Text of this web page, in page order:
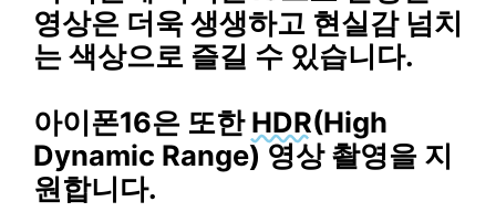
영상은 더욱 생생하고 현실감 넘치
는 색상으로 즐길 수 있습니다.
아이폰16은 또한HDR(High
Dynamic Range) 영상 촬영을 지
원합니다.